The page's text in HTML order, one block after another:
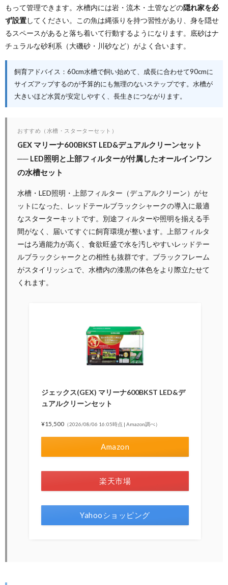
もって管理できます。水槽内には岩・流木・土管などの隠れ家を必
ず設置してください。この魚は縄張りを持つ習性があり、身を隠せ
るスペースがあると落ち着いて行動するようになります。底砂はナ
チュラルな砂利系（大磯砂・川砂など）がよく合います。
飼育アドバイス：60cm水槽で飼い始めて、成長に合わせて90cmに
サイズアップするのが予算的にも無理のないステップです。水槽が
大きいほど水質が安定しやすく、長生きにつながります。
おすすめ（水槽・スターターセット）
GEX マリーナ600BKST LED&デュアルクリーンセット
── LED照明と上部フィルターが付属したオールインワン
の水槽セット
水槽・LED照明・上部フィルター（デュアルクリーン）がセ
ットになった、レッドテールブラックシャークの導入に最適
なスターターキットです。別途フィルターや照明を揃える手
間がなく、届いてすぐに飼育環境が整います。上部フィルタ
ーはろ過能力が高く、食欲旺盛で水を汚しやすいレッドテー
ルブラックシャークとの相性も抜群です。ブラックフレーム
がスタイリッシュで、水槽内の漆黒の体色をより際立たせて
くれます。
ジェックス(GEX) マリーナ600BKST LED&デ
ュアルクリーンセット
¥15,500 （2026/08/06 16:05時点 | Amazon調べ）
Amazon
楽天市場
Yahooショッピング